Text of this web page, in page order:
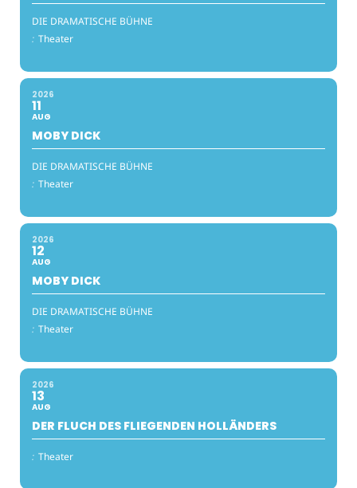
DIE DRAMATISCHE BÜHNE
: Theater
2026
11
AUG
MOBY DICK
DIE DRAMATISCHE BÜHNE
: Theater
2026
12
AUG
MOBY DICK
DIE DRAMATISCHE BÜHNE
: Theater
2026
13
AUG
DER FLUCH DES FLIEGENDEN HOLLÄNDERS
: Theater